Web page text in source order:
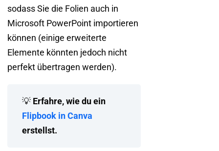
sodass Sie die Folien auch in
Microsoft PowerPoint importieren
können (einige erweiterte
Elemente könnten jedoch nicht
perfekt übertragen werden).
💡 Erfahre, wie du ein
Flipbook in Canva
erstellst.